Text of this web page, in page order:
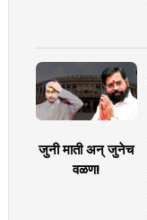
जुनी माती अन् जुनेच
वळण!